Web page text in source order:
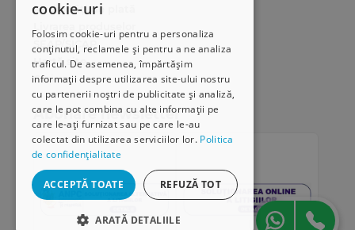
cookie-uri
Folosim cookie-uri pentru a personaliza
conținutul, reclamele și pentru a ne analiza
traficul. De asemenea, împărtășim
informații despre utilizarea site-ului nostru
cu partenerii noștri de publicitate și analiză,
care le pot combina cu alte informații pe
care le-ați furnizat sau pe care le-au
colectat din utilizarea serviciilor lor. Politica
de confidențialitate
ACCEPTĂ TOATE REFUZĂ TOT
ARATĂ DETALIILE
Modalități de plată
SEAP/SICAP
Hartă site
Cariere
Abonare newsletter